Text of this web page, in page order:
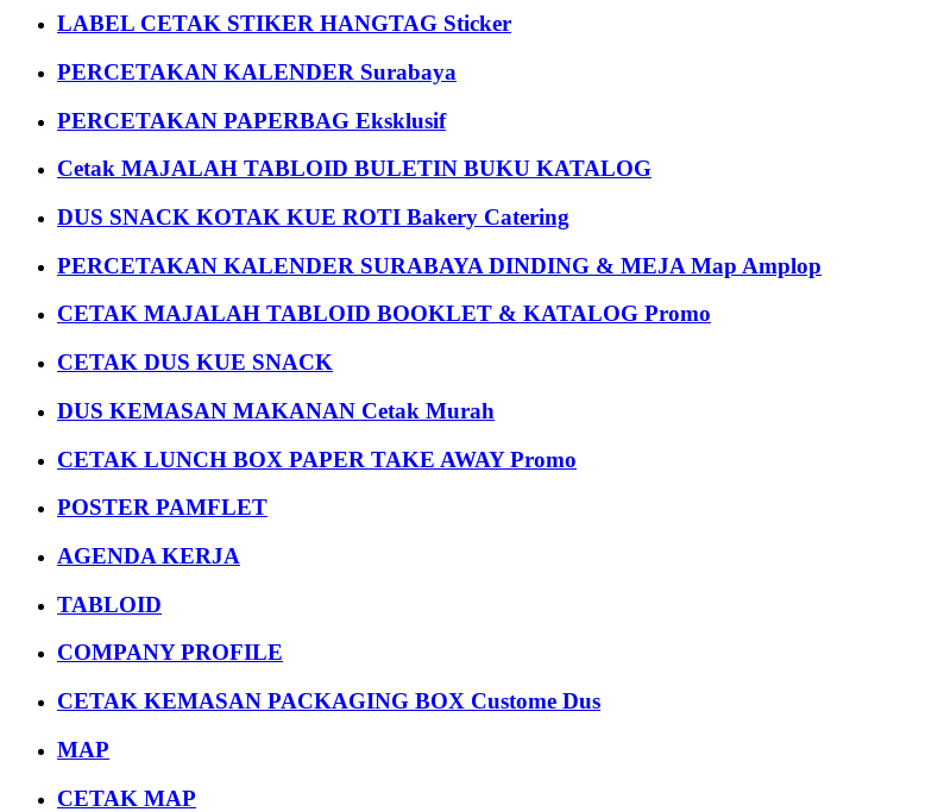
LABEL CETAK STIKER HANGTAG Sticker
PERCETAKAN KALENDER Surabaya
PERCETAKAN PAPERBAG Eksklusif
Cetak MAJALAH TABLOID BULETIN BUKU KATALOG
DUS SNACK KOTAK KUE ROTI Bakery Catering
PERCETAKAN KALENDER SURABAYA DINDING & MEJA Map Amplop
CETAK MAJALAH TABLOID BOOKLET & KATALOG Promo
CETAK DUS KUE SNACK
DUS KEMASAN MAKANAN Cetak Murah
CETAK LUNCH BOX PAPER TAKE AWAY Promo
POSTER PAMFLET
AGENDA KERJA
TABLOID
COMPANY PROFILE
CETAK KEMASAN PACKAGING BOX Custome Dus
MAP
CETAK MAP